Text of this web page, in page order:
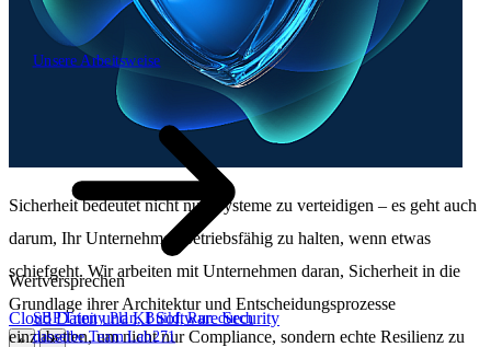
Unsere Arbeitsweise
Unsere Arbeitsweise
SBP TrinityPlan, Build, Run durch
dasselbe TeamLab271
Wertversprechen
CloudDaten und KISoftwareSecurity
Sicherheit bedeutet nicht nur, Systeme zu verteidigen – es geht auch
darum, Ihr Unternehmen betriebsfähig zu halten, wenn etwas
schiefgeht. Wir arbeiten mit Unternehmen daran, Sicherheit in die
Grundlage ihrer Architektur und Entscheidungsprozesse
einzubetten, um nicht nur Compliance, sondern echte Resilienz zu